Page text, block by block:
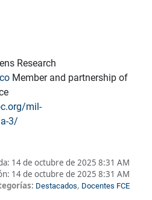
Research
Member and partnership of
mil-
3/
14 de octubre de 2025 8:31 AM
14 de octubre de 2025 8:31 AM
Destacados, Docentes FCE